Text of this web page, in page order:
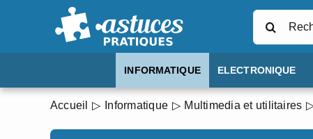
INFORMATIQUE ELECTRONIQUE
Accueil Informatique Multimedia et utilitaires